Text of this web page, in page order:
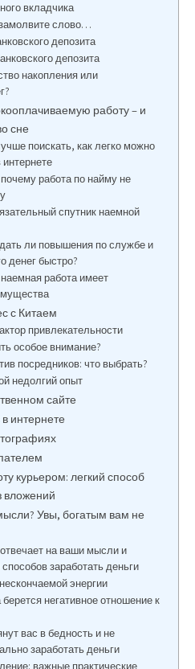
вкладчика
слово…
депозита
депозита
накопления или
работу – и
сне
поискать, как легко можно
интернете
работа по найму не
спутник наемной
ли повышения по службе и
денег быстро?
работа имеет
с Китаем
привлекательности
особое внимание?
посредников: что выбрать?
недолгий опыт
сайте
интернете
курьером: легкий способ
вложений
Увы, богатым вам не
на ваши мысли и
заработать деньги
энергии
негативное отношение к
вас в бедность и не
заработать деньги
важные практические